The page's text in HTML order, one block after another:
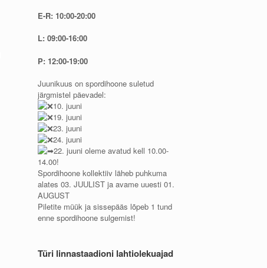
E-R: 10:00-20:00
L: 09:00-16:00
P: 12:00-19:00
Juunikuus on spordihoone suletud
järgmistel päevadel:
10. juuni
19. juuni
23. juuni
24. juuni
22. juuni oleme avatud kell 10.00-
14.00!
Spordihoone kollektiiv läheb puhkuma
alates 03. JUULIST ja avame uuesti 01.
AUGUST
Piletite müük ja sissepääs lõpeb 1 tund
enne spordihoone sulgemist!
Türi linnastaadioni lahtiolekuajad